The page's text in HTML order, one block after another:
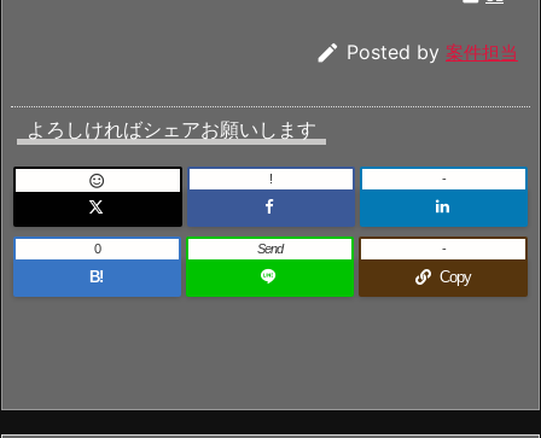
 Posted by 案件担当
よろしければシェアお願いします
 ! -
B!
0 Send
Copy
-